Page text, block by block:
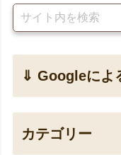
⇓ Googleによ
カテゴリー